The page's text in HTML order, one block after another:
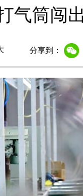
气筒闯
分享到：